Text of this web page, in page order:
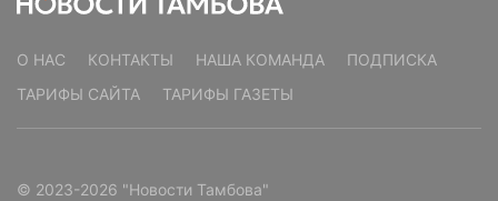
О НАС КОНТАКТЫ НАША КОМАНДА
ПОДПИСКА
ТАРИФЫ САЙТА
ТАРИФЫ ГАЗЕТЫ
© 2023-2026 "Новости Тамбова"